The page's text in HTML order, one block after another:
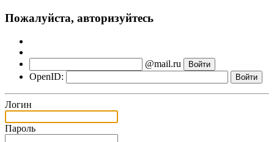
Пожалуйста, авторизуйтесь
@mail.ru
OpenID:
Логин
Пароль